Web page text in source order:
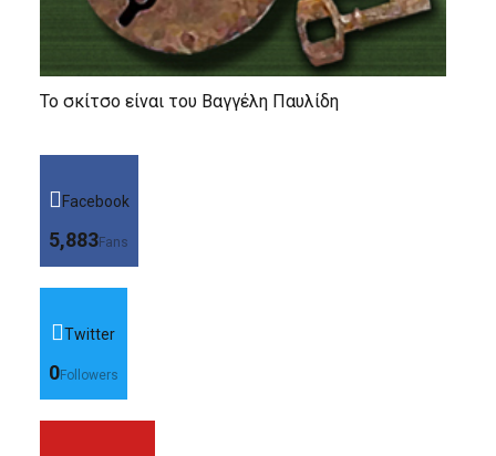
Το σκίτσο είναι του Βαγγέλη Παυλίδη
Facebook
5,883Fans
Twitter
0Followers